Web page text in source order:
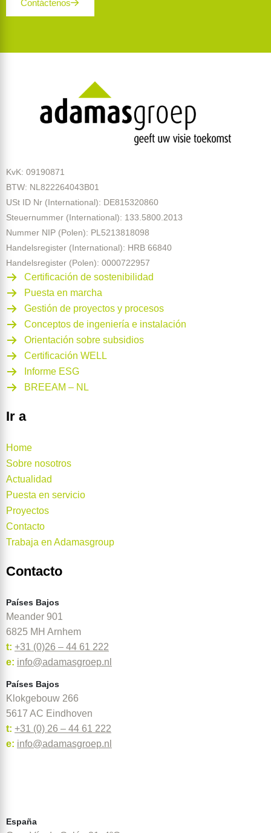
Contáctenos
KvK: 09190871
BTW: NL822264043B01
USt ID Nr (International): DE815320860
Steuernummer (International): 133.5800.2013
Nummer NIP (Polen): PL5213818098
Handelsregister (International): HRB 66840
Handelsregister (Polen): 0000722957
Certificación de sostenibilidad
Puesta en marcha
Gestión de proyectos y procesos
Conceptos de ingeniería e instalación
Orientación sobre subsidios
Certificación WELL
Informe ESG
BREEAM – NL
Ir a
Home
Sobre nosotros
Actualidad
Puesta en servicio
Proyectos
Contacto
Trabaja en Adamasgroup
Contacto
Países Bajos
Meander 901
6825 MH Arnhem
t: +31 (0)26 – 44 61 222
e: info@adamasgroep.nl
Países Bajos
Klokgebouw 266
5617 AC Eindhoven
t: +31 (0) 26 – 44 61 222
e: info@adamasgroep.nl
España